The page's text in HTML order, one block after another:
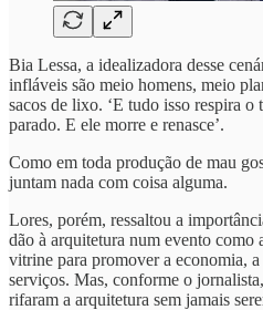
Bia Lessa, a idealizadora desse
infláveis são meio homens, meio
sacos de lixo. ‘E tudo isso respira
parado. E ele morre e renasce’.
Como em toda produção de mau
juntam nada com coisa alguma.
Lores, porém, ressaltou a
dão à arquitetura num evento como
vitrine para promover a economia,
serviços. Mas, conforme o
rifaram a arquitetura sem jamais